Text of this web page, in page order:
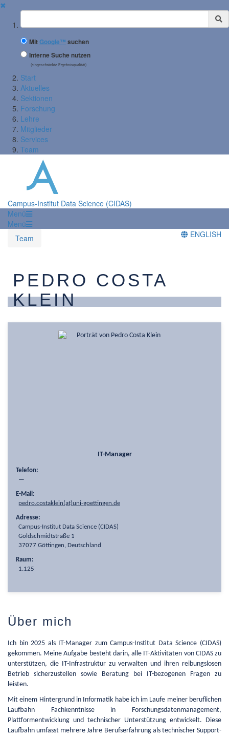
✖
Suchbegriff
MitGoogle™ suchen
Interne Suche nutzen
(eingeschränkte Ergebnisqualität)
Start
Aktuelles
Sektionen
Forschung
Lehre
Mitglieder
Services
Team
Campus-Institut Data Science (CIDAS)
Menü
Menü
Team
ENGLISH
PEDRO COSTA
KLEIN
Über mich
Ich bin 2025 als IT-Manager zum Campus-Institut Data Science (CIDAS)
gekommen. Meine Aufgabe besteht darin, alle IT-Aktivitäten von CIDAS zu
unterstützen, die IT-Infrastruktur zu verwalten und ihren reibungslosen
Betrieb sicherzustellen sowie Beratung bei IT-bezogenen Fragen zu
leisten.
Mit einem Hintergrund in Informatik habe ich im Laufe meiner beruflichen
Laufbahn Fachkenntnisse in Forschungsdatenmanagement,
Plattformentwicklung und technischer Unterstützung entwickelt. Diese
Laufbahn umfasst mehrere Jahre Berufserfahrung als technischer Support-
IT-Manager
Telefon:
—
E-Mail:
pedro.costaklein(at)uni-goettingen.de
Adresse:
Campus-Institut Data Science (CIDAS)
Goldschmidtstraße 1
37077 Göttingen, Deutschland
Raum:
1.125